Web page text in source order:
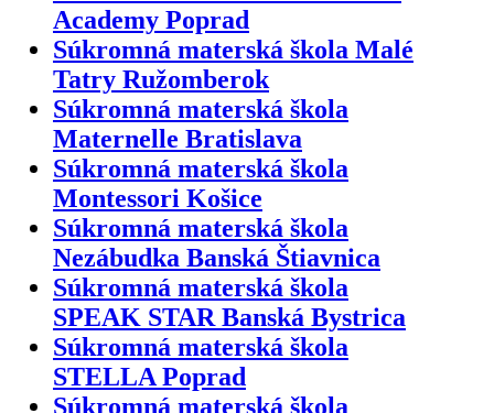
Academy Poprad
Súkromná materská škola Malé
Tatry Ružomberok
Súkromná materská škola
Maternelle Bratislava
Súkromná materská škola
Montessori Košice
Súkromná materská škola
Nezábudka Banská Štiavnica
Súkromná materská škola
SPEAK STAR Banská Bystrica
Súkromná materská škola
STELLA Poprad
Súkromná materská škola